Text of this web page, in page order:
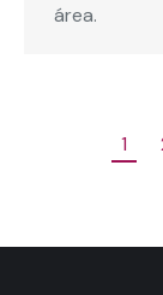
área.
1